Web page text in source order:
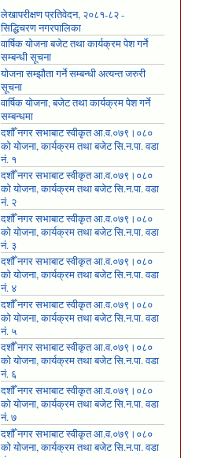
लेखापरीक्षण प्रतिवेदन, २०८१-८२ -
सिद्धिचरण नगरपालिका
वार्षिक योजना बजेट तथा कार्यक्रम पेश गर्ने
सम्बन्धी सूचना
योजना सम्झौता गर्ने सम्बन्धी अत्यन्त जरुरी
सूचना
वार्षिक योजना, बजेट तथा कार्यक्रम पेश गर्ने
सम्बन्धमा
दशौँ नगर सभाबाट स्वीकृत आ.व.०७९।०८०
को योजना, कार्यक्रम तथा बजेट सि.न.पा. वडा
नं. १
दशौँ नगर सभाबाट स्वीकृत आ.व.०७९।०८०
को योजना, कार्यक्रम तथा बजेट सि.न.पा. वडा
नं. २
दशौँ नगर सभाबाट स्वीकृत आ.व.०७९।०८०
को योजना, कार्यक्रम तथा बजेट सि.न.पा. वडा
नं. ३
दशौँ नगर सभाबाट स्वीकृत आ.व.०७९।०८०
को योजना, कार्यक्रम तथा बजेट सि.न.पा. वडा
नं. ४
दशौँ नगर सभाबाट स्वीकृत आ.व.०७९।०८०
को योजना, कार्यक्रम तथा बजेट सि.न.पा. वडा
नं. ५
दशौँ नगर सभाबाट स्वीकृत आ.व.०७९।०८०
को योजना, कार्यक्रम तथा बजेट सि.न.पा. वडा
नं. ६
दशौँ नगर सभाबाट स्वीकृत आ.व.०७९।०८०
को योजना, कार्यक्रम तथा बजेट सि.न.पा. वडा
नं. ७
दशौँ नगर सभाबाट स्वीकृत आ.व.०७९।०८०
को योजना, कार्यक्रम तथा बजेट सि.न.पा. वडा